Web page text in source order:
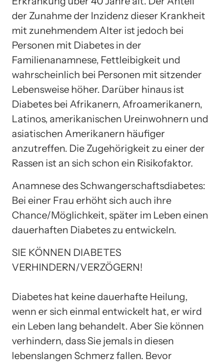
der Zunahme der Inzidenz dieser Krankheit
mit zunehmendem Alter ist jedoch bei
Personen mit Diabetes in der
Familienanamnese, Fettleibigkeit und
wahrscheinlich bei Personen mit sitzender
Lebensweise höher. Darüber hinaus ist
Diabetes bei Afrikanern, Afroamerikanern,
Latinos, amerikanischen Ureinwohnern und
asiatischen Amerikanern häufiger
anzutreffen. Die Zugehörigkeit zu einer der
Rassen ist an sich schon ein Risikofaktor.
Anamnese des Schwangerschaftsdiabetes:
Bei einer Frau erhöht sich auch ihre
Chance/Möglichkeit, später im Leben einen
dauerhaften Diabetes zu entwickeln.
SIE KÖNNEN DIABETES
VERHINDERN/VERZÖGERN!
Diabetes hat keine dauerhafte Heilung,
wenn er sich einmal entwickelt hat, er wird
ein Leben lang behandelt. Aber Sie können
verhindern, dass Sie jemals in diesen
lebenslangen Schmerz fallen. Bevor